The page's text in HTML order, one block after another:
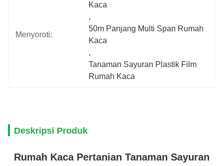
Menyoroti:
Kaca
,
50m Panjang Multi Span Rumah
Kaca
,
Tanaman Sayuran Plastik Film
Rumah Kaca
Deskripsi Produk
Rumah Kaca Pertanian Tanaman Sayuran